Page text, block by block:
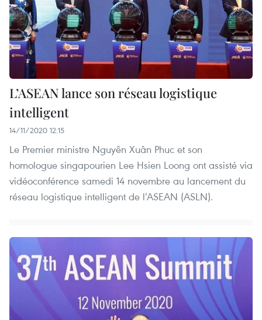
L’ASEAN lance son réseau logistique
intelligent
14/11/2020 12:15
Le Premier ministre Nguyên Xuân Phuc et son
homologue singapourien Lee Hsien Loong ont assisté via
vidéoconférence samedi 14 novembre au lancement du
réseau logistique intelligent de l’ASEAN (ASLN).